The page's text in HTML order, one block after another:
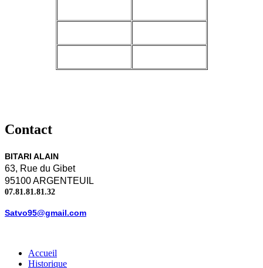
Contact
BITARI ALAIN
63, Rue du Gibet
95100 ARGENTEUIL
07.81.81.81.32
Satvo95@gmail.com
Accueil
Historique